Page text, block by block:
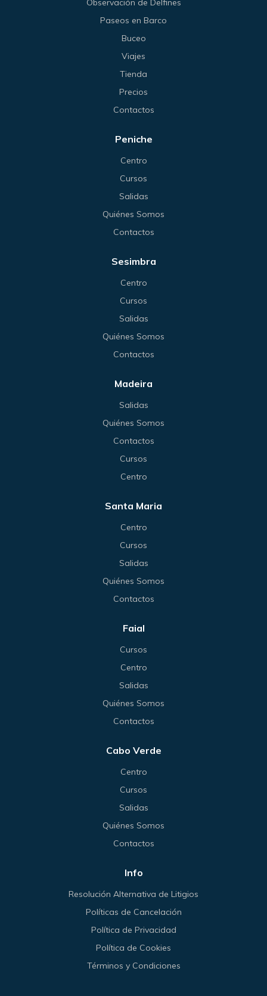
Observación de Delfines
Paseos en Barco
Buceo
Viajes
Tienda
Precios
Contactos
Peniche
Centro
Cursos
Salidas
Quiénes Somos
Contactos
Sesimbra
Centro
Cursos
Salidas
Quiénes Somos
Contactos
Madeira
Salidas
Quiénes Somos
Contactos
Cursos
Centro
Santa Maria
Centro
Cursos
Salidas
Quiénes Somos
Contactos
Faial
Cursos
Centro
Salidas
Quiénes Somos
Contactos
Cabo Verde
Centro
Cursos
Salidas
Quiénes Somos
Contactos
Info
Resolución Alternativa de Litigios
Políticas de Cancelación
Política de Privacidad
Política de Cookies
Términos y Condiciones